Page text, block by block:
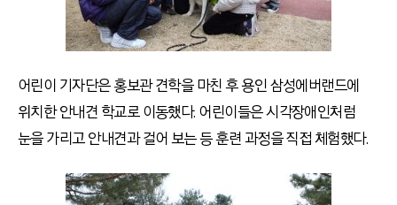
어린이 기자단은 홍보관 견학을 마친 후 용인 삼성에버랜드에
위치한 안내견 학교로 이동했다. 어린이들은 시각장애인처럼
눈을 가리고 안내견과 걸어 보는 등 훈련 과정을 직접 체험했다.